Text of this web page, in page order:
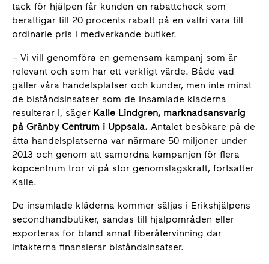
tack för hjälpen får kunden en rabattcheck som
berättigar till 20 procents rabatt på en valfri vara till
ordinarie pris i medverkande butiker.
– Vi vill genomföra en gemensam kampanj som är
relevant och som har ett verkligt värde. Både vad
gäller våra handelsplatser och kunder, men inte minst
de biståndsinsatser som de insamlade kläderna
resulterar i, säger Kalle Lindgren, marknadsansvarig
på Gränby Centrum i Uppsala. Antalet besökare på de
åtta handelsplatserna var närmare 50 miljoner under
2013 och genom att samordna kampanjen för flera
köpcentrum tror vi på stor genomslagskraft, fortsätter
Kalle.
De insamlade kläderna kommer säljas i Erikshjälpens
secondhandbutiker, sändas till hjälpområden eller
exporteras för bland annat fiberåtervinning där
intäkterna finansierar biståndsinsatser.